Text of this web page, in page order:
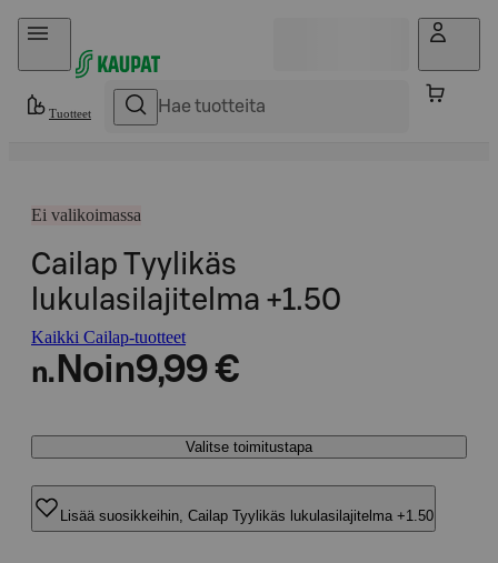
Hyppää sisältöön
Tuotteet
Ei valikoimassa
Cailap Tyylikäs
lukulasilajitelma +1.50
Kaikki Cailap-tuotteet
n. Noin9,99 €
Valitse toimitustapa
Lisää suosikkeihin, Cailap Tyylikäs lukulasilajitelma +1.50